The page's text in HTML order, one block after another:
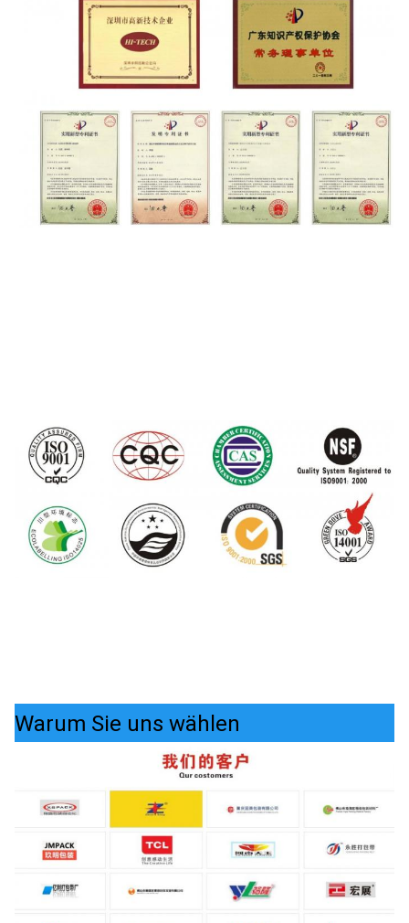
Warum Sie uns wählen